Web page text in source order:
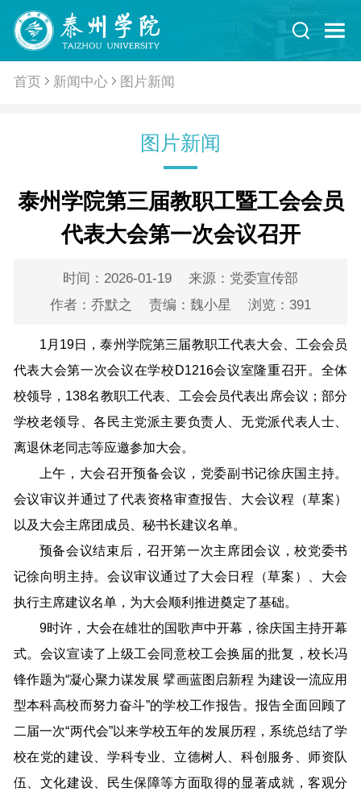
首页 新闻中心 图片新闻
图片新闻
泰州学院第三届教职工暨工会会员
代表大会第一次会议召开
时间：2026-01-19
来源：党委宣传部
作者：乔默之
责编：魏小星 浏览： 391
1月19日，泰州学院第三届教职工代表大会、工会会员
代表大会第一次会议在学校D1216会议室隆重召开。全体
校领导，138名教职工代表、工会会员代表出席会议；部分
学校老领导、各民主党派主要负责人、无党派代表人士、
离退休老同志等应邀参加大会。
上午，大会召开预备会议，党委副书记徐庆国主持。
会议审议并通过了代表资格审查报告、大会议程（草案）
以及大会主席团成员、秘书长建议名单。
预备会议结束后，召开第一次主席团会议，校党委书
记徐向明主持。会议审议通过了大会日程（草案）、大会
执行主席建议名单，为大会顺利推进奠定了基础。
9时许，大会在雄壮的国歌声中开幕，徐庆国主持开幕
式。会议宣读了上级工会同意校工会换届的批复，校长冯
锋作题为“凝心聚力谋发展 擘画蓝图启新程 为建设一流应用
型本科高校而努力奋斗”的学校工作报告。报告全面回顾了
二届一次“两代会”以来学校五年的发展历程，系统总结了学
校在党的建设、学科专业、立德树人、科创服务、师资队
伍、文化建设、民生保障等方面取得的显著成就，客观分